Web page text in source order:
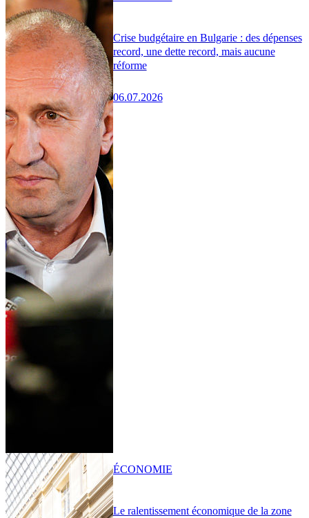
Crise budgétaire en Bulgarie : des dépenses
record, une dette record, mais aucune
réforme
06.07.2026
Le ralentissement économique de la zone
ÉCONOMIE